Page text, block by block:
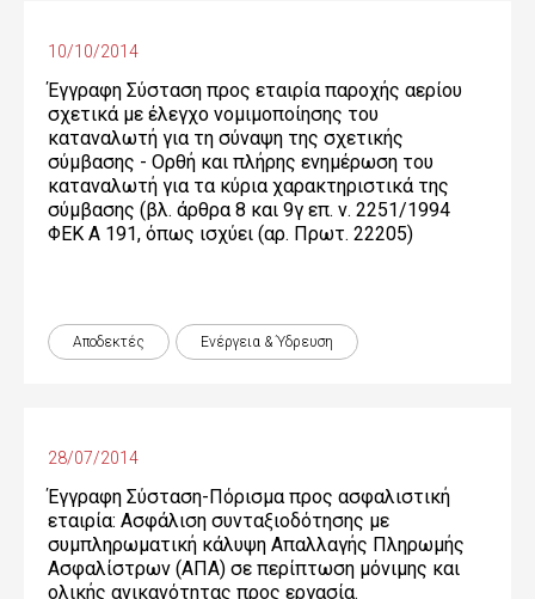
10/10/2014
Έγγραφη Σύσταση προς εταιρία παροχής αερίου
σχετικά με έλεγχο νομιμοποίησης του
καταναλωτή για τη σύναψη της σχετικής
σύμβασης - Ορθή και πλήρης ενημέρωση του
καταναλωτή για τα κύρια χαρακτηριστικά της
σύμβασης (βλ. άρθρα 8 και 9γ επ. ν. 2251/1994
ΦΕΚ Α 191, όπως ισχύει (αρ. Πρωτ. 22205)
Αποδεκτές Ενέργεια & Ύδρευση
28/07/2014
Έγγραφη Σύσταση-Πόρισμα προς ασφαλιστική
εταιρία: Ασφάλιση συνταξιοδότησης με
συμπληρωματική κάλυψη Απαλλαγής Πληρωμής
Ασφαλίστρων (ΑΠΑ) σε περίπτωση μόνιμης και
ολικής ανικανότητας προς εργασία.